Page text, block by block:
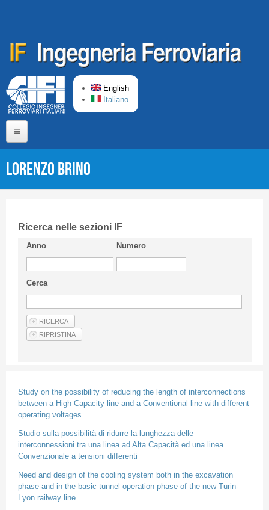
English
Italiano
Short presentation CIFI
Guideline
Privacy & Policy
Articles
Lorenzo BRINO
Ricerca nelle sezioni IF
Anno Numero
Cerca
Study on the possibility of reducing the length of interconnections
between a High Capacity line and a Conventional line with different
operating voltages
Studio sulla possibilità di ridurre la lunghezza delle
interconnessioni tra una linea ad Alta Capacità ed una linea
Convenzionale a tensioni differenti
Need and design of the cooling system both in the excavation
phase and in the basic tunnel operation phase of the new Turin-
Lyon railway line